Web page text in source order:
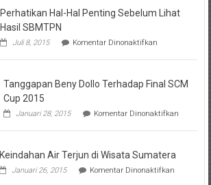
Perhatikan Hal-Hal Penting Sebelum Lihat
Hasil SBMTPN
Juli 8, 2015 Komentar Dinonaktifkanpada
Hal-
Penting
Hasil
Tanggapan Beny Dollo Terhadap Final SCM
Cup 2015
Januari 28, 2015 Komentar Dinonaktifkanpada
Beny
Keindahan Air Terjun di Wisata Sumatera
Januari 26, 2015 Komentar Dinonaktifkanpada